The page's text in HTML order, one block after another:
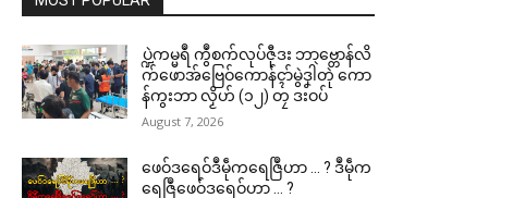
ပ္ဍဲကမ္မရဳ ကွဳစက်လုပ်ဇီုဒး ဘာဗ္တောန်လိ
က်ဖောအ်ဗြေဝ်ကောန်ၚာ်မွဲဒၞါဲတုဲ ကော
န်ကွးဘာ လၟိဟ် (၁၂) တၠ ဒးဝပ်
August 7, 2026
ဖေဝ်ဒရေဝ်ဒဳမဵုကရေဇြဳဟာ … ? ဒဳမဵုက
ရေဇြဳဖေဝ်ဒရေဝ်ဟာ … ?